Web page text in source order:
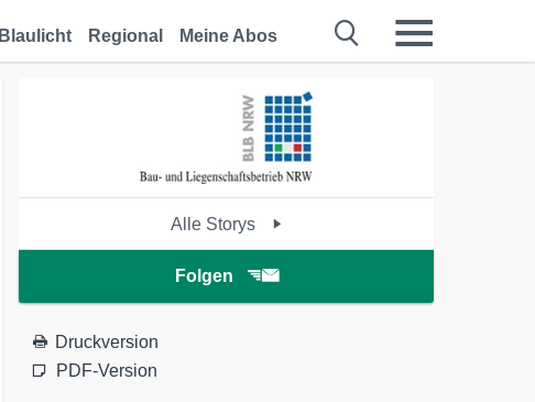
Blaulicht Regional Meine Abos
Alle Storys
Folgen
Druckversion
PDF-Version